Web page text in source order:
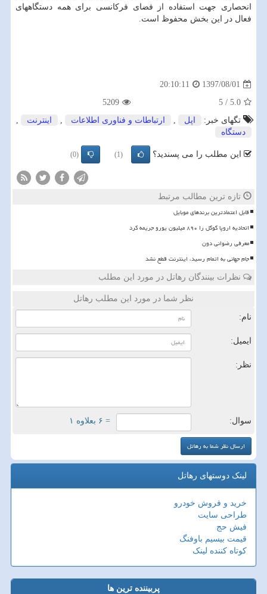
انحصاری جهت استفاده از فضای فركانسی برای همه دستگاههای
فعال در این بخش محفوظ است.
1397/08/01
20:10:11
5.0
/
5
5209
تگهای خبر:
اپل , ارتباطات و فناوری اطلاعات , اینترنت
,
دستگاه
این مطلب را می پسندید؟ (1)
(0)
تازه ترین مطالب مرتبط
قابل اعتمادترین برندهای موبایل
اتحادیه اروپا گوگل را ۸۹۰ میلیون یورو جریمه کرد
معرفی رضوانی دون
️جام جهانی به اتمام رسید، اینترنت قطع نشد
نظرات بینندگان رهاتل در مورد این مطلب
نظر شما در مورد این مطلب رهاتل
نام:
ایمیل:
نظر:
سوال: = ۶ بعلاوه ۱
لینک دوستهای رهاتل
خرید و فروش خودرو
طراحی سایت
فیش حج
قیمت بیسیم باوفنگ
کوتاه کننده لینک
پربیننده ترین ها